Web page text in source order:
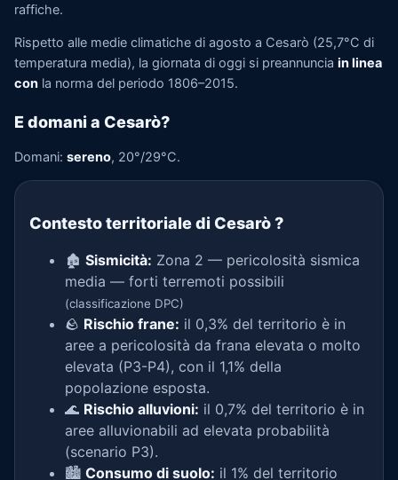
raffiche.
Rispetto alle medie climatiche di agosto a Cesarò (25,7°C di
temperatura media), la giornata di oggi si preannuncia in linea
con la norma del periodo 1806–2015.
E domani a Cesarò?
Domani: sereno, 20°/29°C.
Contesto territoriale di Cesarò?
🏚️ Sismicità: Zona 2 — pericolosità sismica
media — forti terremoti possibili
(classificazione DPC)
🪨 Rischio frane: il 0,3% del territorio è in
aree a pericolosità da frana elevata o molto
elevata (P3-P4), con il 1,1% della
popolazione esposta.
🌊 Rischio alluvioni: il 0,7% del territorio è in
aree alluvionabili ad elevata probabilità
(scenario P3).
🏙️ Consumo di suolo: il 1% del territorio